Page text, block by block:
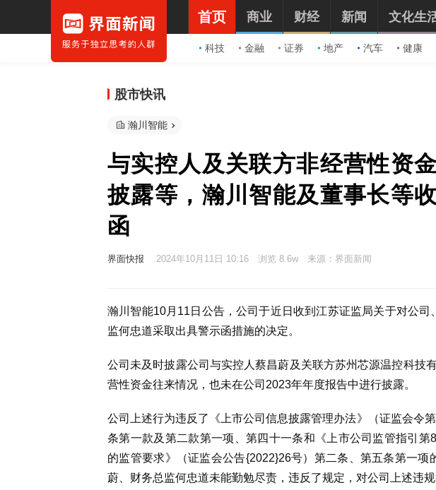
首页
科技 金融 证券 地产 汽车 健康
商业 财经 新闻 文化生
股市快讯
瀚川智能
与实控人及关联方非经营性资
披露等，瀚川智能及董事长等
函
界面快报 2024年10月11日 10:16 浏览 8.6w 来源：界面新闻
瀚川智能10月11日公告，公司于近日收到江苏证监局关于对公司
监何忠道采取出具警示函措施的决定。
公司未及时披露公司与实控人蔡昌蔚及关联方苏州芯源温控科技
营性资金往来情况，也未在公司2023年年度报告中进行披露。
公司上述行为违反了《上市公司信息披露管理办法》（证监会令
条第一款及第二款第一项、第四十一条和《上市公司监管指引第
的监管要求》（证监会公告{2022}26号）第二条、第五条第一项
蔚、财务总监何忠道未能勤勉尽责，违反了规定，对公司上述违规